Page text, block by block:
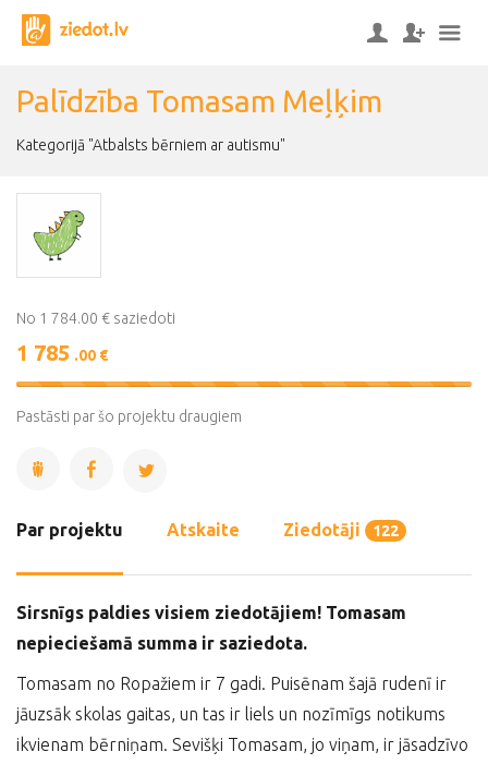
Palīdzība Tomasam Meļķim
Kategorijā "Atbalsts bērniem ar autismu"
No 1 784.00 € saziedoti
1 785 .00 €
100%
Pastāsti par šo projektu draugiem
Par projektu Atskaite Ziedotāji 122
Sirsnīgs paldies visiem ziedotājiem! Tomasam
nepieciešamā summa ir saziedota.
Tomasam no Ropažiem ir 7 gadi. Puisēnam šajā rudenī ir
jāuzsāk skolas gaitas, un tas ir liels un nozīmīgs notikums
ikvienam bērniņam. Sevišķi Tomasam, jo viņam, ir jāsadzīvo